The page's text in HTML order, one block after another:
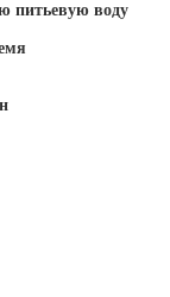
питьевую воду